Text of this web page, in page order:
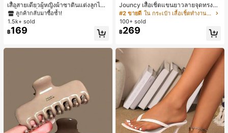
เสื้อสายเดี่ยวผู้หญิงผ้าซาตินแต่งลูกไม้
- เสื้อสายเดี่ยวฤดูร้อนสีคากีมีรอยผ่าด้า
นข้างที่น่าดึงดูดแบบสบายๆ
#1 ขายดี
ใน สีกากี เสื้อสตรี เสื้อเบลาส์ & Tee
ลูกค้ากลับมาซื้อซ้ำ!
#1 ขายดี
ใน สีกากี เสื้อสตรี เสื้อเบลาส์ & Tee
ลูกค้ากลับมาซื้อซ้ำ!
#1 ขายดี
ลูกค้ากลับมาซื้อซ้ำ!
1.5k+ sold
฿169
Jouncy เสื้อเชิ้ตแขนยาวลายจุดทรงหล
วมสำหรับผู้หญิง
#2 ขายดี
ใน กระเป๋า เสื้อเชิ้ตทำงานมีกระเป๋า
100+ sold
฿269